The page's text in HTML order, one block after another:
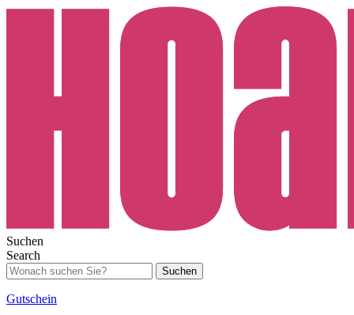
Suchen
Search
Suchen
Gutschein